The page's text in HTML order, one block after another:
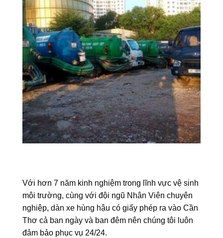
Với hơn 7 năm kinh nghiệm trong lĩnh vực vệ sinh
môi trường, cùng với đội ngũ Nhân Viên chuyên
nghiệp, dàn xe hùng hậu có giấy phép ra vào Cần
Thơ cả ban ngày và ban đêm nên chúng tôi luôn
đảm bảo phục vụ 24/24.